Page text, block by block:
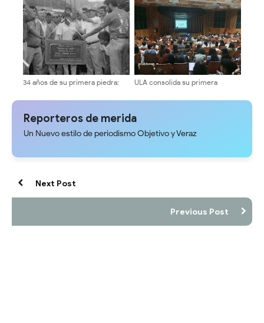
agenda de encuentros
universitarios
de certificados a 160
participantes
34 años de su primera piedra:
Coliseo El Llano de Tovar
ULA consolida su primera
Psicología
Reporteros de merida
Un Nuevo estilo de periodismo Objetivo y Veraz
Next Post
Previous Post